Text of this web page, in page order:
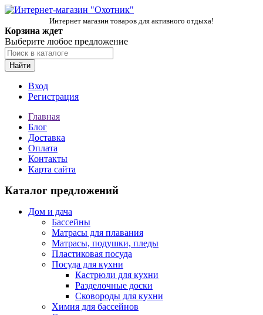
Интернет магазин товаров для активного отдыха!
Корзина ждет
Выберите любое предложение
Найти
Вход
Регистрация
Главная
Блог
Доставка
Оплата
Контакты
Карта сайта
Каталог предложений
Дом и дача
Бассейны
Матрасы для плавания
Матрасы, подушки, пледы
Пластиковая посуда
Посуда для кухни
Кастрюли для кухни
Разделочные доски
Сковороды для кухни
Химия для бассейнов